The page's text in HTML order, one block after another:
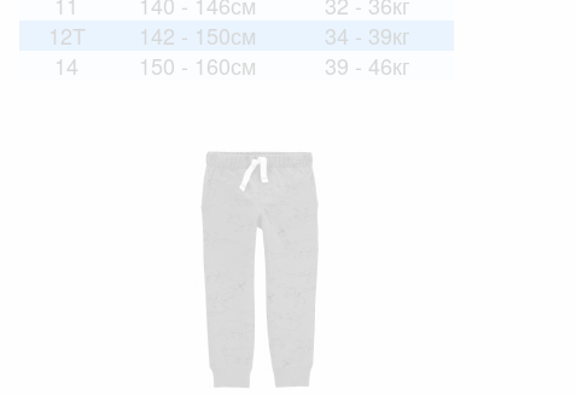
12T
142 - 150см
34 - 39кг
14
150 - 160см 39 - 46кг